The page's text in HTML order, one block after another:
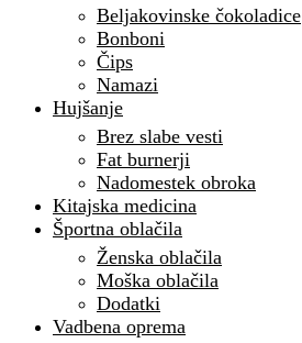
Beljakovinske čokoladice
Bonboni
Čips
Namazi
Hujšanje
Brez slabe vesti
Fat burnerji
Nadomestek obroka
Kitajska medicina
Športna oblačila
Ženska oblačila
Moška oblačila
Dodatki
Vadbena oprema